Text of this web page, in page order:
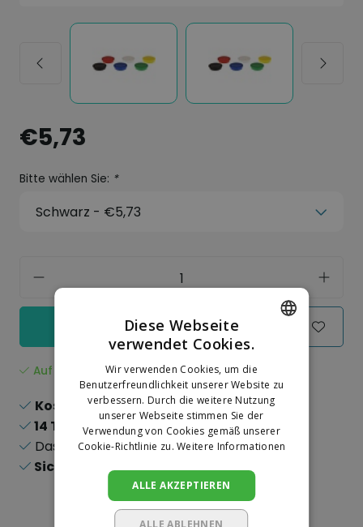
€5,73
Bitte wählen Sie: *
In einkaufswagen
Auf Lager
Kostenloser Versand ab 150,-
14 TageRückgaberecht
Das
größteSortiment
Sichere
Online-Zahlungen
DUTCH
GERMAN
Diese Webseite
verwendet Cookies.
Wir verwenden Cookies, um die
Benutzerfreundlichkeit unserer Website zu
verbessern. Durch die weitere Nutzung
unserer Webseite stimmen Sie der
Verwendung von Cookies gemäß unserer
Cookie-Richtlinie zu. Weitere Informationen
ALLE AKZEPTIEREN
ALLE ABLEHNEN